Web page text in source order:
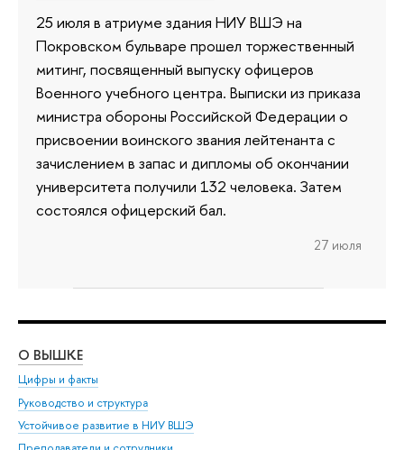
25 июля в атриуме здания НИУ ВШЭ на
Покровском бульваре прошел торжественный
митинг, посвященный выпуску офицеров
Военного учебного центра. Выписки из приказа
министра обороны Российской Федерации о
присвоении воинского звания лейтенанта с
зачислением в запас и дипломы об окончании
университета получили 132 человека. Затем
состоялся офицерский бал.
27 июля
О ВЫШКЕ
Цифры и факты
Руководство и структура
Устойчивое развитие в НИУ ВШЭ